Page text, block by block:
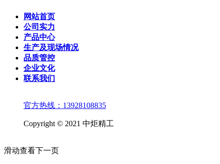
网站首页
公司实力
产品中心
生产及现场情况
品质管控
企业文化
联系我们
官方热线：13928108835
Copyright © 2021 中炬精工
滑动查看下一页